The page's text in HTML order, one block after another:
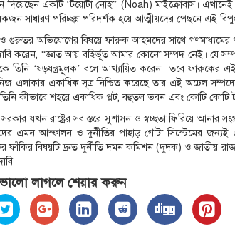
দিয়েছেন একটি ‘টয়োটা নোহা’ (Noah) মাইক্রোবাস।
সাধারণ পরিচ্ছন্ন পরিদর্শক হয়ে আত্মীয়দের পেছনে এই
ও গুরুতর অভিযোগের বিষয়ে ফারুক আহমদের সাথে
করেন, “জ্ঞাত আয় বহির্ভূত আমার কোনো সম্পদ নেই। যে
তিনি ‘ষড়যন্ত্রমূলক’ বলে আখ্যায়িত করেন। তবে ফারুকের এই
এলাকার একাধিক সূত্র নিশ্চিত করেছে তার এই অঢেল
কীভাবে শহরে একাধিক প্লট, বহুতল ভবন এবং কোটি কোটি
সরকার যখন রাষ্ট্রের সব স্তরে সুশাসন ও স্বচ্ছতা ফিরিয়ে
এমন আস্ফালন ও দুর্নীতির পাহাড় গোটা সিস্টেমের
ফাঁকির বিষয়টি দ্রুত দুর্নীতি দমন কমিশন (দুদক) ও জাতীয়
ভালো লাগলে শেয়ার করুন